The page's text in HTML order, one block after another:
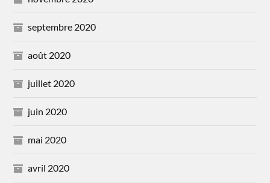
septembre 2020
août 2020
juillet 2020
juin 2020
mai 2020
avril 2020